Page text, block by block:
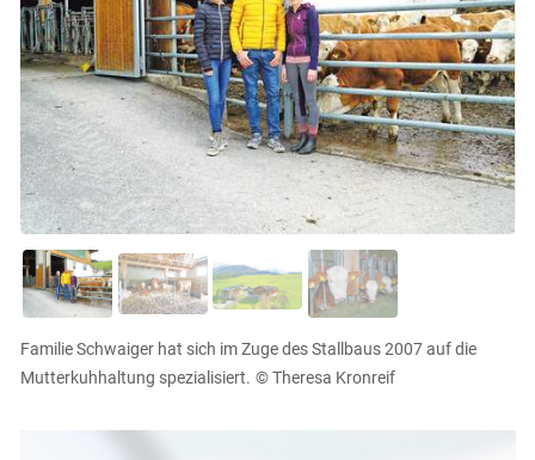
Familie Schwaiger hat sich im Zuge des Stallbaus 2007 auf die
Mutterkuhhaltung spezialisiert. © Theresa Kronreif